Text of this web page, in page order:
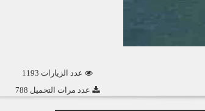
عدد الزيارات 1193
عدد مرات التحميل 788